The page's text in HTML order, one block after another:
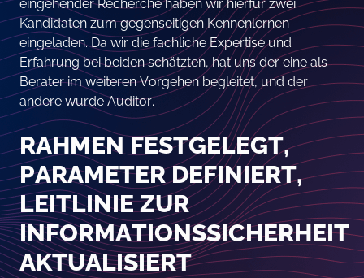
eingehender Recherche haben wir hierfür zwei
Kandidaten zum gegenseitigen Kennenlernen
eingeladen. Da wir die fachliche Expertise und
Erfahrung bei beiden schätzten, hat uns der eine als
Berater im weiteren Vorgehen begleitet, und der
andere wurde Auditor.
RAHMEN FESTGELEGT,
PARAMETER DEFINIERT,
LEITLINIE ZUR
INFORMATIONSSICHERHEIT
AKTUALISIERT